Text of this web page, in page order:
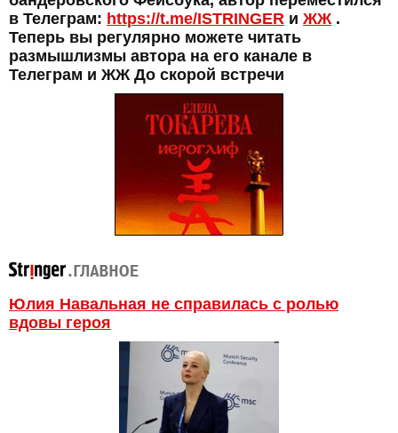
в Телеграм: https://t.me/ISTRINGER и ЖЖ.
Теперь вы регулярно можете читать
размышлизмы автора на его канале в
Телеграм и ЖЖ До скорой встречи
Юлия Навальная не справилась с ролью
вдовы героя